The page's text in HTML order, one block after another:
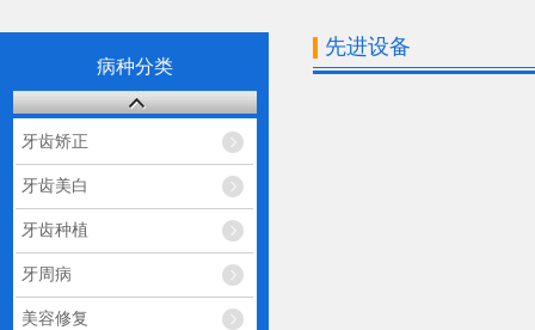
病种分类
牙齿矫正
牙齿美白
牙齿种植
牙周病
美容修复
先进设备